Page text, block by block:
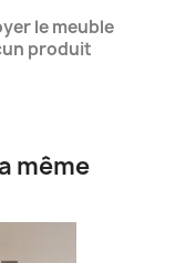
le meuble
produit
même